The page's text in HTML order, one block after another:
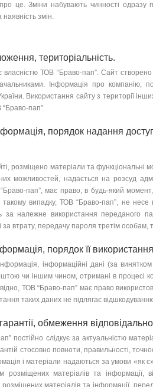
це. Зміни набувають чинності одразу
змін.
територіальність.
ТОВ “Браво-пап”. Сайт
Інформація про компанію,
Використання сайту з території
“Браво-пап”.
порядок надання
розміщено матеріали та функціональні
можливостей, надається на розсуд
пап”, має право, в будь-який
випадку, ТОВ “Браво-пап”, не несе
за належне використання
за втрату, передачу пароля третім
порядок її
інформаційні дані (за
чи іншим чином, отримані в процесі
ТОВ “Браво-пап” має право
таких даних не підлягає
обмеження
постійно слідкує за актуальністю
стосовно повноти, правильності,
і матеріали надаються за умови «як
розміщених матеріалів та інформації,
розміщених матеріалів та інформації,